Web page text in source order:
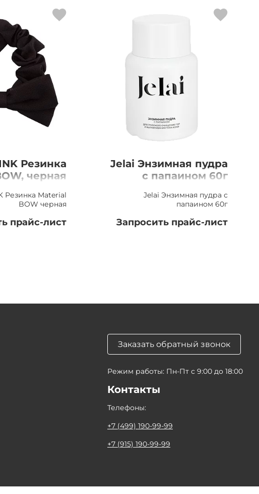
Резинка
черная
Резинка Material
BOW черная
прайс-лист
Jelai Энзимная пудра
с папаином 60г
Jelai Энзимная пудра с
папаином 60г
Запросить прайс-лист
Заказать обратный звонок
Режим работы: Пн-Пт с 9:00 до 18:00
Контакты
Телефоны:
+7 (499) 190-99-99
+7 (915) 190-99-99